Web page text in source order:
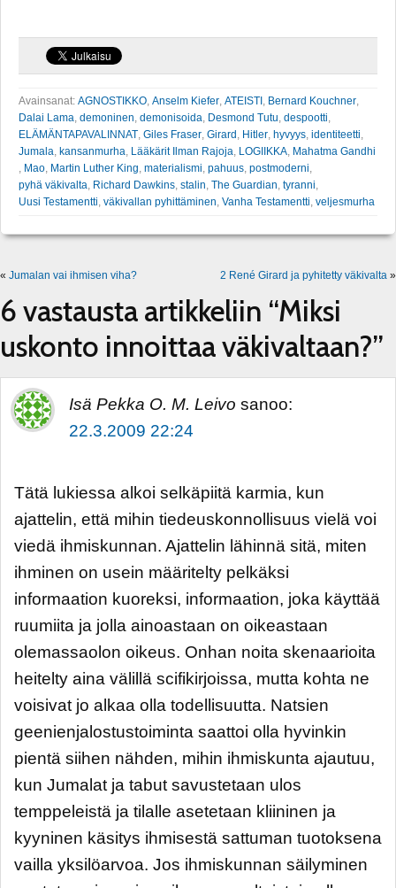
Avainsanat: AGNOSTIKKO Anselm Kiefer ATEISTI Bernard Kouchner
Dalai Lama demoninen demonisoida Desmond Tutu despootti
ELÄMÄNTAPAVALINNAT Giles Fraser Girard Hitler hyvyys identiteetti
Jumala kansanmurha Lääkärit Ilman Rajoja LOGIIKKA Mahatma Gandhi
Mao Martin Luther King materialismi pahuus postmoderni
pyhä väkivalta Richard Dawkins stalin The Guardian tyranni
Uusi Testamentti väkivallan pyhittäminen Vanha Testamentti veljesmurha
« Jumalan vai ihmisen viha? 2 René Girard ja pyhitetty väkivalta »
6 vastausta artikkeliin “Miksi
uskonto innoittaa väkivaltaan?”
Isä Pekka O. M. Leivo sanoo:
22.3.2009 22:24
Tätä lukiessa alkoi selkäpiitä karmia, kun
ajattelin, että mihin tiedeuskonnollisuus vielä voi
viedä ihmiskunnan. Ajattelin lähinnä sitä, miten
ihminen on usein määritelty pelkäksi
informaation kuoreksi, informaation, joka käyttää
ruumiita ja jolla ainoastaan on oikeastaan
olemassaolon oikeus. Onhan noita skenaarioita
heitelty aina välillä scifikirjoissa, mutta kohta ne
voisivat jo alkaa olla todellisuutta. Natsien
geenienjalostustoiminta saattoi olla hyvinkin
pientä siihen nähden, mihin ihmiskunta ajautuu,
kun Jumalat ja tabut savustetaan ulos
temppeleistä ja tilalle asetetaan kliininen ja
kyyninen käsitys ihmisestä sattuman tuotoksena
vailla yksilöarvoa. Jos ihmiskunnan säilyminen